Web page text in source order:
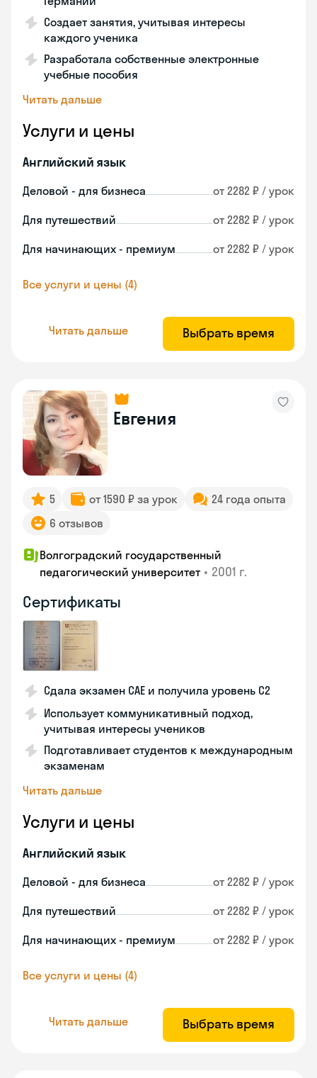
Создает занятия, учитывая интересы
каждого ученика
Разработала собственные электронные
учебные пособия
Читать дальше
Услуги и цены
Английский язык
Деловой - для бизнеса от 2282 ₽ / урок
Для путешествий от 2282 ₽ / урок
Для начинающих - премиум от 2282 ₽ / урок
Все услуги и цены (4)
Читать дальше Выбрать время
Евгения
5 от 1590 ₽ за урок
24 года опыта
6 отзывов
Волгоградский государственный
педагогический университет • 2001 г.
Сертификаты
Сдала экзамен CAE и получила уровень С2
Использует коммуникативный подход,
учитывая интересы учеников
Подготавливает студентов к международным
экзаменам
Читать дальше
Услуги и цены
Английский язык
Деловой - для бизнеса от 2282 ₽ / урок
Для путешествий от 2282 ₽ / урок
Для начинающих - премиум от 2282 ₽ / урок
Все услуги и цены (4)
Читать дальше Выбрать время